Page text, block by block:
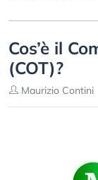
Cos’è il
(COT)?
Maurizio Contini